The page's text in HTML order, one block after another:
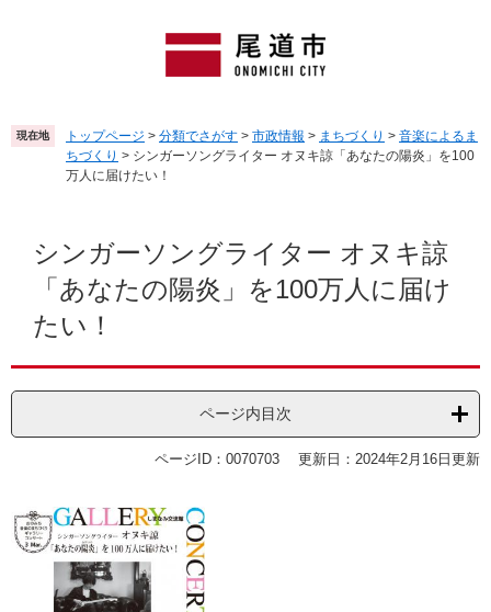
頭
で
飛
ば
現在地 トップページ > 分類でさがす > 市政情報 > まちづくり > 音楽によるま
ちづくり > シンガーソングライター オヌキ諒「あなたの陽炎」を100
万人に届けたい！
シンガーソングライター オヌキ諒
「あなたの陽炎」を100万人に届け
たい！
ページ内目次
ページID：0070703 更新日：2024年2月16日更新